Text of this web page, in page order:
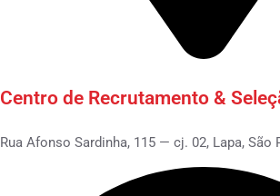
Centro de Recrutamento &
Rua Afonso Sardinha, 115 — cj. 02, Lapa, São